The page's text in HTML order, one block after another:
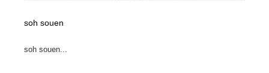
soh souen
soh souen...